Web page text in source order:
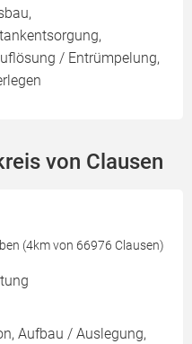
/ Entrümpelung,
von Clausen
(4km von 66976 Clausen)
Aufbau / Auslegung,